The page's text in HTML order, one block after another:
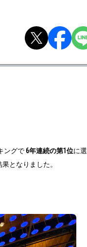
ングで6年連続の第1位に選
となりました。